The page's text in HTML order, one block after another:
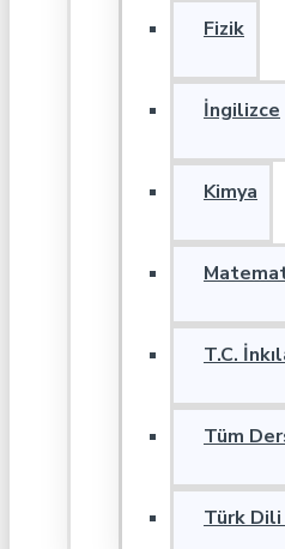
Fizik
İngilizce
Kimya
T.C.
Tüm
Türk Dili